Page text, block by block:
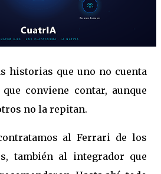
historias que uno no cuenta
conviene contar, aunque
no la repitan.
al Ferrari de los
también al integrador que